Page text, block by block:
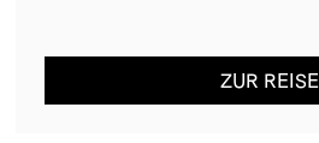
ZUR REISE